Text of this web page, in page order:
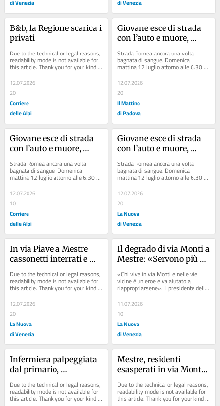
di Venezia di Venezia
B&b, la Regione scarica i
privati
Due to the technical or legal reasons,
readability mode is not available for
this article. Thank you for your kind
12.07.2026
20
Corriere
delle Alpi
Giovane esce di strada
con l’auto e muore,
sulla Romea
Strada Romea ancora una volta
bagnata di sangue. Domenica
mattina 12 luglio attorno alle 6.30
ennesimo incidente lungo la statale,
all'altezza...
12.07.2026
20
Il Mattino
di Padova
Giovane esce di strada
con l’auto e muore,
sulla Romea
Strada Romea ancora una volta
bagnata di sangue. Domenica
mattina 12 luglio attorno alle 6.30
ennesimo incidente lungo la statale,
all'altezza...
12.07.2026
10
Corriere
delle Alpi
Giovane esce di strada
con l’auto e muore,
sulla Romea
Strada Romea ancora una volta
bagnata di sangue. Domenica
mattina 12 luglio attorno alle 6.30
ennesimo incidente lungo la statale,
all'altezza...
12.07.2026
20
La Nuova
di Venezia
In via Piave a Mestre
cassonetti interrati e
spaccio
Due to the technical or legal reasons,
readability mode is not available for
this article. Thank you for your kind
12.07.2026
20
La Nuova
di Venezia
Il degrado di via Monti a
Mestre: «Servono più
difficile. Residenti eroi»
«Chi vive in via Monti e nelle vie
vicine è un eroe e va aiutato a
riappropriarsene». Il presidente della
Municipalità di Mestre, Gennaro
Marotta,...
11.07.2026
10
La Nuova
di Venezia
Infermiera palpeggiata
dal primario,
risarcimento da 11 mila
euro
Due to the technical or legal reasons,
readability mode is not available for
this article. Thank you for your kind
Mestre, residenti
esasperati in via Monti:
paura sotto casa»
Due to the technical or legal reasons,
readability mode is not available for
this article. Thank you for your kind